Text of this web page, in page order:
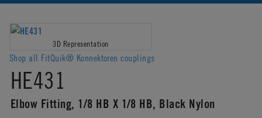
3D Representation
Shop all FitQuik® Konnektoren couplings
HE431
Elbow Fitting, 1/8 HB X 1/8 HB, Black Nylon